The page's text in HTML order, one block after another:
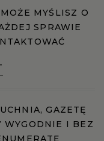
MYŚLISZ O
SPRAWIE
GAZETĘ
WYGODNIE I BEZ